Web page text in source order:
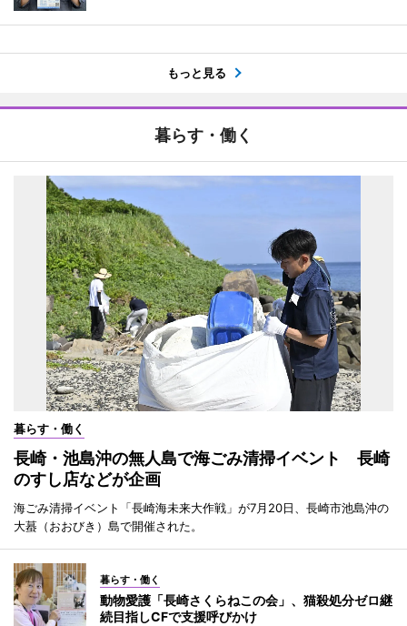
もっと見る
暮らす・働く
暮らす・働く
長崎・池島沖の無人島で海ごみ清掃イベント 長崎
のすし店などが企画
海ごみ清掃イベント「長崎海未来大作戦」が7月20日、長崎市池島沖の
大蟇（おおびき）島で開催された。
暮らす・働く
動物愛護「長崎さくらねこの会」、猫殺処分ゼロ継
続目指しCFで支援呼びかけ